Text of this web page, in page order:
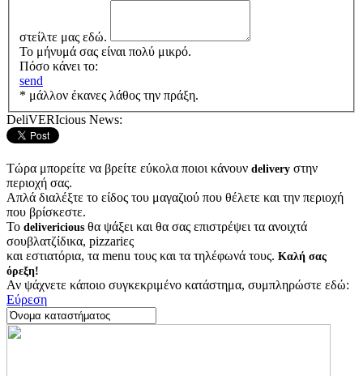
στείλτε μας εδώ.
Το μήνυμά σας είναι πολύ μικρό.
Πόσο κάνει το:
send
* μάλλον έκανες λάθος την πράξη.
DeliVERIcious News:
Τώρα μπορείτε να βρείτε εύκολα ποιοι κάνουν delivery στην
περιοχή σας.
Απλά διαλέξτε το είδος του μαγαζιού που θέλετε και την περιοχή
που βρίσκεστε.
Το delivericious θα ψάξει και θα σας επιστρέψει τα ανοιχτά
σουβλατζίδικα, pizzariες
και εστιατόρια, τα menu τους και τα τηλέφωνά τους. Καλή σας
όρεξη!
Αν ψάχνετε κάποιο συγκεκριμένο κατάστημα, συμπληρώστε εδώ:
Εύρεση